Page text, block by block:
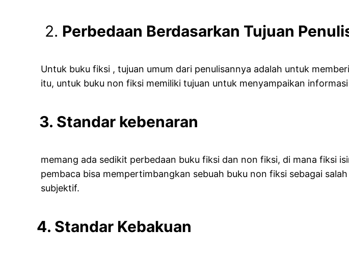
2. Perbedaan Berdasarkan Tujuan
Untuk buku fiksi , tujuan umum dari penulisannya adalah untuk
itu, untuk buku non fiksi memiliki tujuan untuk menyampaikan
3. Standar kebenaran
memang ada sedikit perbedaan buku fiksi dan non fiksi, di mana fiksi
pembaca bisa mempertimbangkan sebuah buku non fiksi sebagai
subjektif.
4. Standar Kebakuan